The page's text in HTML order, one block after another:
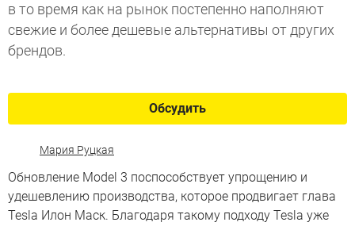
в то время как на рынок постепенно наполняют
свежие и более дешевые альтернативы от других
брендов.
Обсудить
Мария Руцкая
Обновление Model 3 поспособствует упрощению и
удешевлению производства, которое продвигает глава
Tesla Илон Маск. Благодаря такому подходу Tesla уже